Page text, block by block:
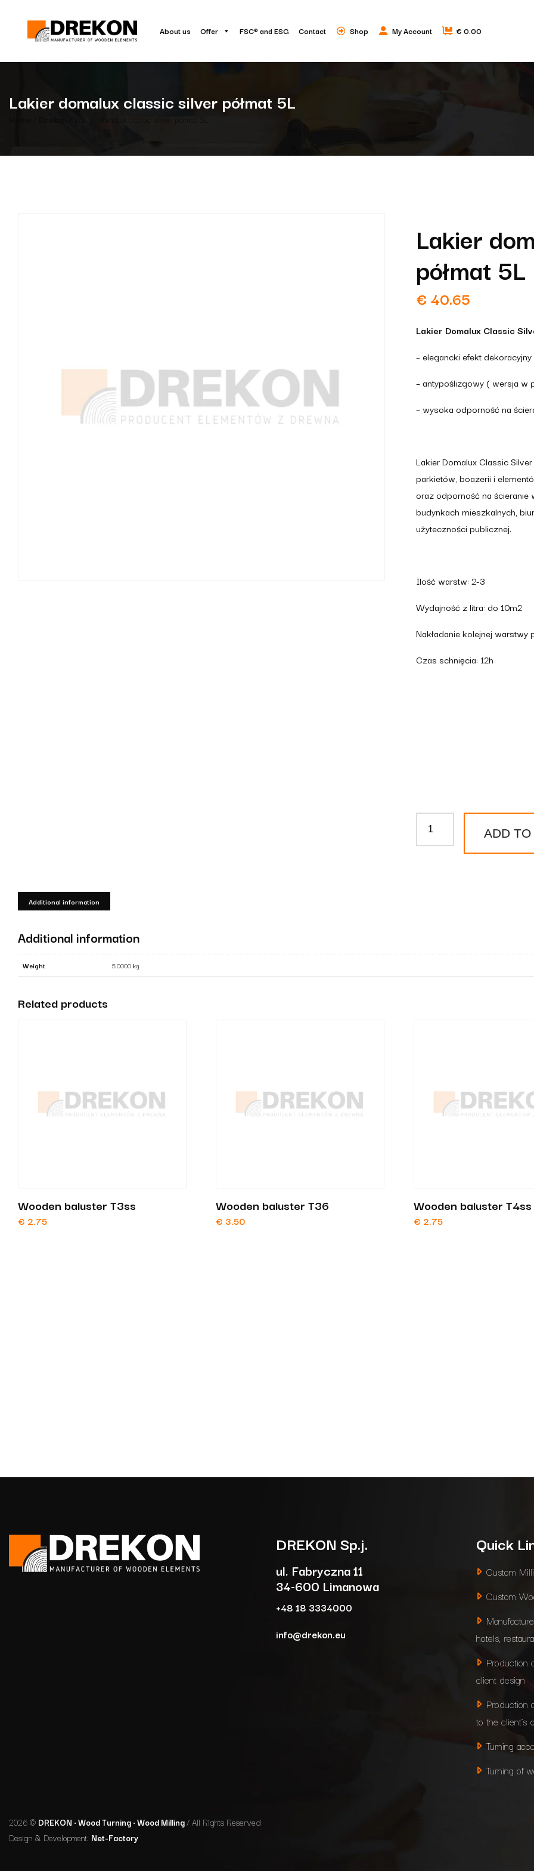
About us Offer FSC® and ESG Contact Shop My Account € 0.00
Lakier domalux classic silver półmat 5L
Lakier
półmat 5L
€40.65
Lakier Domalux Classic
– elegancki efekt dekoracyjny
– antypoślizgowy ( wersja w
– wysoka odporność na
Lakier Domalux Classic
parkietów, boazerii i
oraz odporność na
budynkach mieszkalnych,
użyteczności publicznej.
Ilość warstw: 2-3
Wydajność z litra: do 10m2
Nakładanie kolejnej warstwy
Czas schnięcia: 12h
domalux
ADD
Additional information
Additional information
Weight 5.0000 kg
Related products
Wooden baluster T3ss
€ 2.75
Wooden baluster T36
€ 3.50
Wooden baluster T4ss
€ 2.75
DREKON Sp.j.
ul. Fabryczna 11
34-600 Limanowa
+48 18 3334000
info@drekon.eu
Quick
Custom
Custom
hotels,
Production
client design
Production
to the client’s
Turning
Turning of
2026 © DREKON • Wood Turning • Wood Milling/ All Rights Reserved
Design & Development: Net-Factory